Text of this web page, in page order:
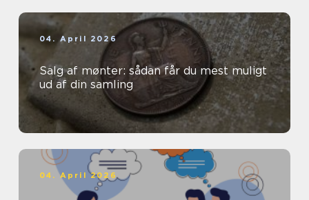
04. April 2026
Salg af mønter: sådan får du mest muligt
ud af din samling
04. April 2026